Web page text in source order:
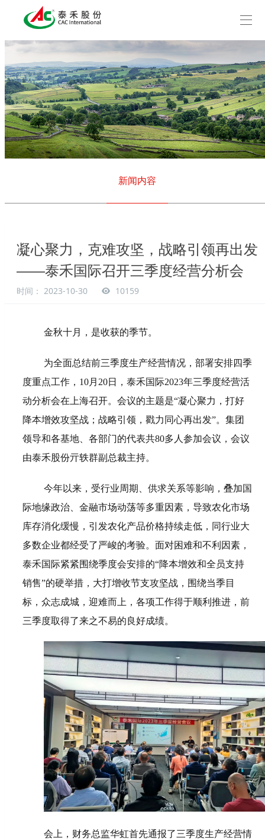
新闻内容
凝心聚力，克难攻坚，战略引领再出发
——泰禾国际召开三季度经营分析会
时间： 2023-10-30 10159
金秋十月，是收获的季节。
为全面总结前三季度生产经营情况，部署安排四季
度重点工作，10月20日，泰禾国际2023年三季度经营活
动分析会在上海召开。会议的主题是“凝心聚力，打好
降本增效攻坚战；战略引领，戳力 同心再出发”。集团
领导和各基地、各部门的代表共80多人参加会议，会议
由泰禾股份亓轶群副总裁主持。
今年以来，受行业周期、供求关系等影响，叠加国
际地缘政治、金融市场动荡等多重因素，导致农化市场
库存消化缓慢，引发农化产品价格持续走低，同行业大
多数企业都经受了严峻的考验。面对困难和不利因素，
泰禾国际紧紧围绕季度会安排的“降本增效和全员支持
销售”的硬举措，大打增收节支攻坚战，围绕当季目
标，众志成城，迎难而上，各项工作得于顺利推进，前
三季度取得了来之不易的良好成绩。
会上，财务总监华虹首先通报了三季度生产经营情